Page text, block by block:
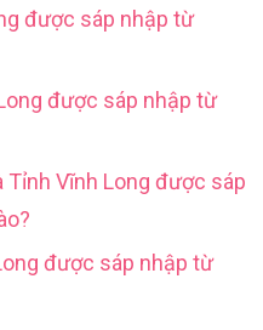
được sáp nhập từ
được sáp nhập từ
Tỉnh Vĩnh Long được sáp
được sáp nhập từ